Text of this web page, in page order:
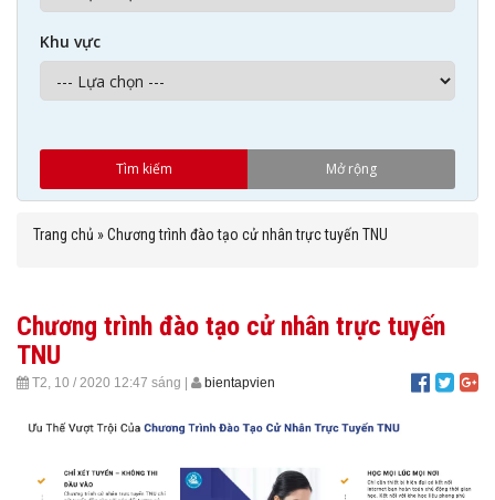
Khu vực
Trang chủ »Chương trình đào tạo cử nhân trực tuyến TNU
Chương trình đào tạo cử nhân trực tuyến
TNU
T2, 10 / 2020 12:47 sáng bientapvien